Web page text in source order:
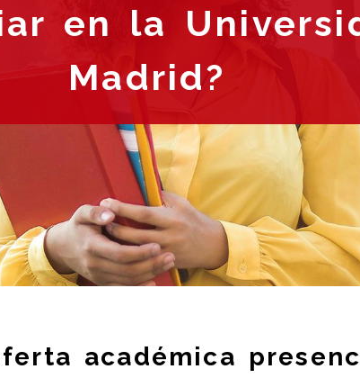
en la
Madrid?
académica